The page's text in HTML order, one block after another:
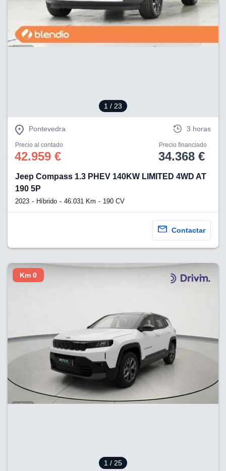
1 / 23
Pontevedra 3 horas
Precio al contado
42.959 €
Precio financiado
34.368 €
Jeep Compass 1.3 PHEV 140KW LIMITED 4WD AT
190 5P
2023 Híbrido 46.031 Km 190 CV
Contactar
1 / 25
Km 0